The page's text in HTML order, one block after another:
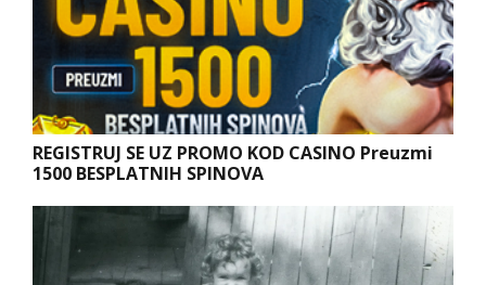
REGISTRUJ SE UZ PROMO KOD CASINO Preuzmi
1500 BESPLATNIH SPINOVA